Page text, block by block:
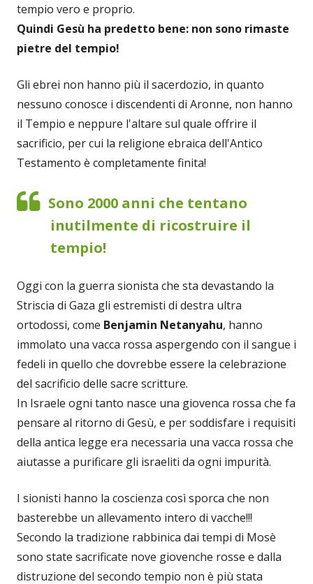
tempio vero e proprio.
Quindi Gesù ha predetto bene: non sono rimaste
pietre del tempio!
Gli ebrei non hanno più il sacerdozio, in quanto
nessuno conosce i discendenti di Aronne, non hanno
il Tempio e neppure l'altare sul quale offrire il
sacrificio, per cui la religione ebraica dell'Antico
Testamento è completamente finita!
Sono 2000 anni che tentano
inutilmente di ricostruire il
tempio!
Oggi con la guerra sionista che sta devastando la
Striscia di Gaza gli estremisti di destra ultra
ortodossi, come Benjamin Netanyahu, hanno
immolato una vacca rossa aspergendo con il sangue i
fedeli in quello che dovrebbe essere la celebrazione
del sacrificio delle sacre scritture.
In Israele ogni tanto nasce una giovenca rossa che fa
pensare al ritorno di Gesù, e per soddisfare i requisiti
della antica legge era necessaria una vacca rossa che
aiutasse a purificare gli israeliti da ogni impurità.
I sionisti hanno la coscienza così sporca che non
basterebbe un allevamento intero di vacche!!!
Secondo la tradizione rabbinica dai tempi di Mosè
sono state sacrificate nove giovenche rosse e dalla
distruzione del secondo tempio non è più stata